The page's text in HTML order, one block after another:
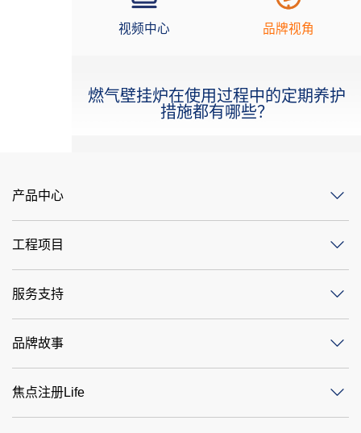
视频中心 品牌视角
燃气壁挂炉在使用过程中的定期养护
措施都有哪些？
产品中心
工程项目
服务支持
品牌故事
焦点注册Life